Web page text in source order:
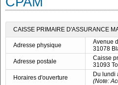
CAISSE PRIMAIRE D'ASSURANCE
Adresse physique
Avenue
31078
Adresse postale
Caisse
31093
Horaires d'ouverture
Du lundi
(Note: